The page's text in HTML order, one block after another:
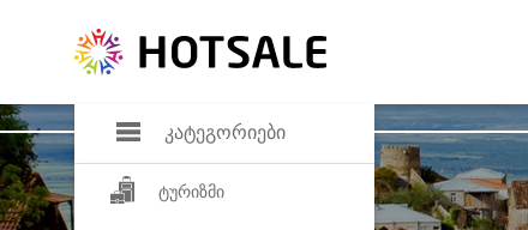
კატეგორიები
ტურიზმი